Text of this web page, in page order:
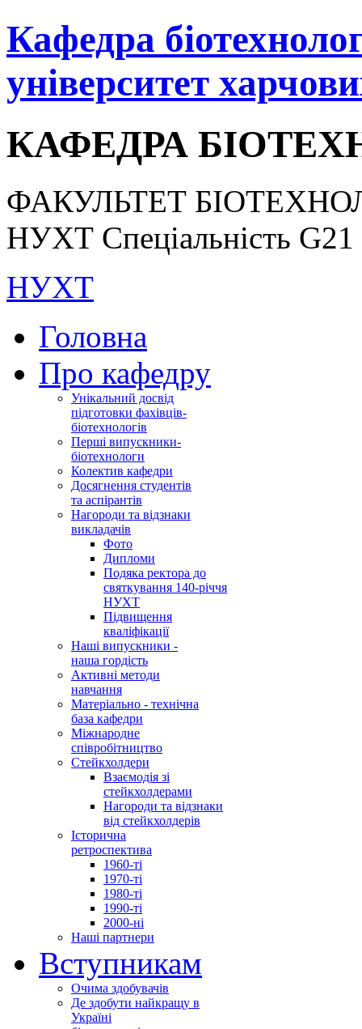
Кафедра
університет
КАФЕДРА
ФАКУЛЬТЕТ
НУХТ Спеціальність G21
НУХТ
Головна
Про кафедру
Унікальний досвід
підготовки фахівців-
біотехнологів
Перші випускники-
біотехнологи
Колектив кафедри
Досягнення студентів
та аспірантів
Нагороди та відзнаки
викладачів
Фото
Дипломи
Подяка ректора до
святкування 140-річчя
НУХТ
Підвищення
кваліфікації
Наші випускники -
наша гордість
Активні методи
навчання
Матеріально - технічна
база кафедри
Міжнародне
співробітництво
Стейкхолдери
Взаємодія зі
стейкхолдерами
Нагороди та відзнаки
від стейкхолдерів
Історична
ретроспектива
1960-ті
1970-ті
1980-ті
1990-ті
2000-ні
Наші партнери
Вступникам
Очима здобувачів
Де здобути найкращу в
Україні